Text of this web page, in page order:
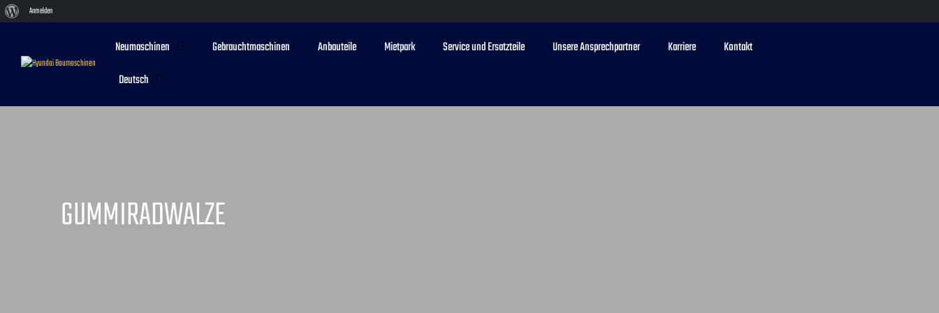
Neumaschinen Gebrauchtmaschinen Anbauteile Mietpark Service und Ersatzteile Unsere Ansprechpartner Karriere
Kontakt
Deutsch
GUMMIRADWALZE
Über
Anmelden